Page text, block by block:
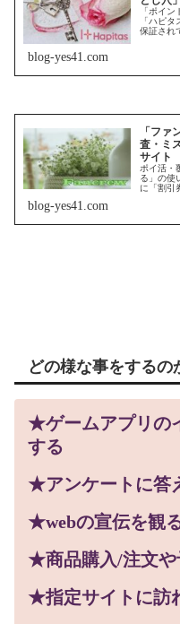
「ポイ
「ハピ
保証され
blog-yes41.com
「フ
査・ミ
サイト
ポイ活・
る」の使
に「割引
blog-yes41.com
どの様な事をするの
★ゲームアプリの
する
★アンケートに答
★webの宣伝を観
★商品購入/注文や
★指定サイトに訪